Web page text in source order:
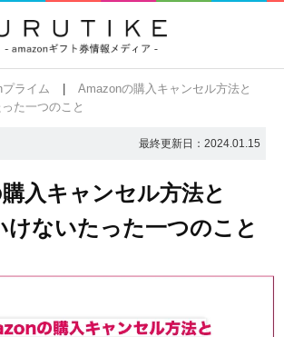
ライム
Amazonの購入キャンセル方法と
た一つのこと
最終更新日： 2024.01.15
入キャンセル方法と
けないたった一つのこと